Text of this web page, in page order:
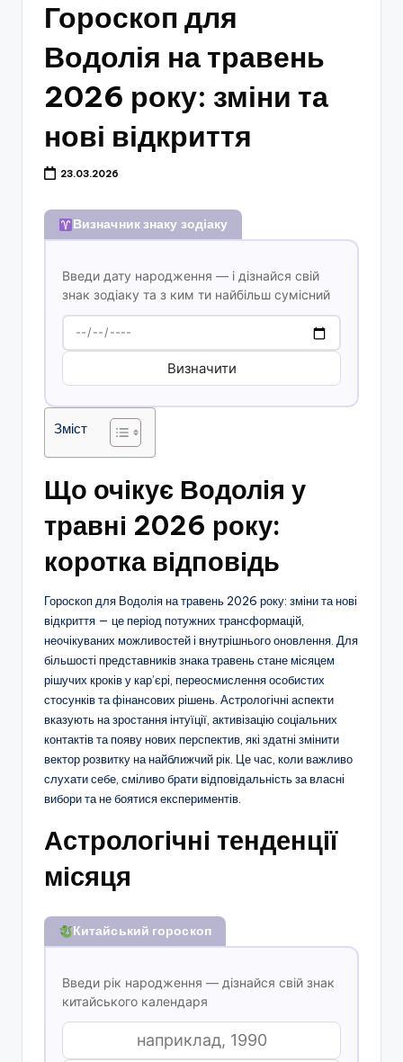
Гороскоп для
Водолія на травень
2026 року: зміни та
нові відкриття
23.03.2026
Визначник знаку зодіаку
Введи дату народження — і дізнайся свій
знак зодіаку та з ким ти найбільш сумісний
Визначити
Зміст
Що очікує Водолія у
травні 2026 року:
коротка відповідь
Гороскоп для Водолія на травень 2026 року: зміни та нові
відкриття — це період потужних трансформацій,
неочікуваних можливостей і внутрішнього оновлення. Для
більшості представників знака травень стане місяцем
рішучих кроків у кар’єрі, переосмислення особистих
стосунків та фінансових рішень. Астрологічні аспекти
вказують на зростання інтуїції, активізацію соціальних
контактів та появу нових перспектив, які здатні змінити
вектор розвитку на найближчий рік. Це час, коли важливо
слухати себе, сміливо брати відповідальність за власні
вибори та не боятися експериментів.
Астрологічні тенденції
місяця
Китайський гороскоп
Введи рік народження — дізнайся свій знак
китайського календаря